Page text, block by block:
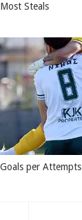
Steals
per Attempts